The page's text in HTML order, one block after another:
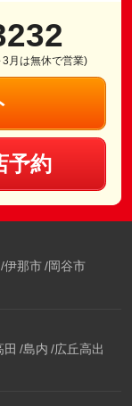
月は無休で営業)
予約
伊那市 岡谷市
田 島内 広丘高出